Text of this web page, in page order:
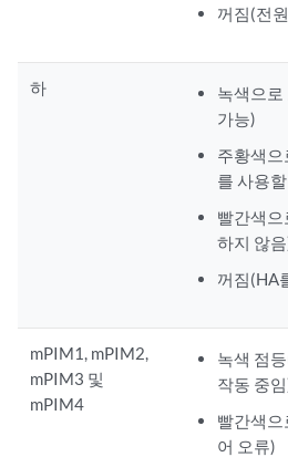
꺼짐(전
하
녹색으로
가능)
주황색으
를 사용
빨간색으
하지 않
꺼짐(HA
mPIM1, mPIM2,
mPIM3 및
mPIM4
녹색 점
작동 중
빨간색
어 오류)